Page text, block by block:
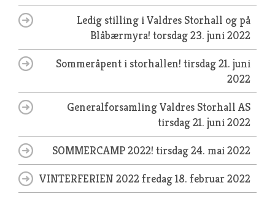
Ledig stilling i Valdres Storhall og på
Blåbærmyra! torsdag 23. juni 2022
Sommeråpent i storhallen! tirsdag 21. juni
2022
Generalforsamling Valdres Storhall AS
tirsdag 21. juni 2022
SOMMERCAMP 2022! tirsdag 24. mai 2022
VINTERFERIEN 2022fredag 18. februar 2022